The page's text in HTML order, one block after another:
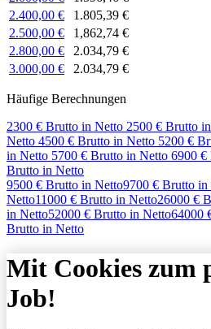
2.400,00 €
1.805,39 €
2.500,00 €
1,862,74 €
2.800,00 €
2.034,79 €
3.000,00 €
2.034,79 €
Häufige Berechnungen
2300 € Brutto in Netto 2500 € Brutto
Netto 4500 € Brutto in Netto 5200 €
in Netto 5700 € Brutto in Netto 6900 €
Brutto in Netto
9500 € Brutto in Netto9700 € Brutto in
Netto11000 € Brutto in Netto26000 €
in Netto52000 € Brutto in Netto64000
Brutto in Netto
Mit Cookies zum
Job!